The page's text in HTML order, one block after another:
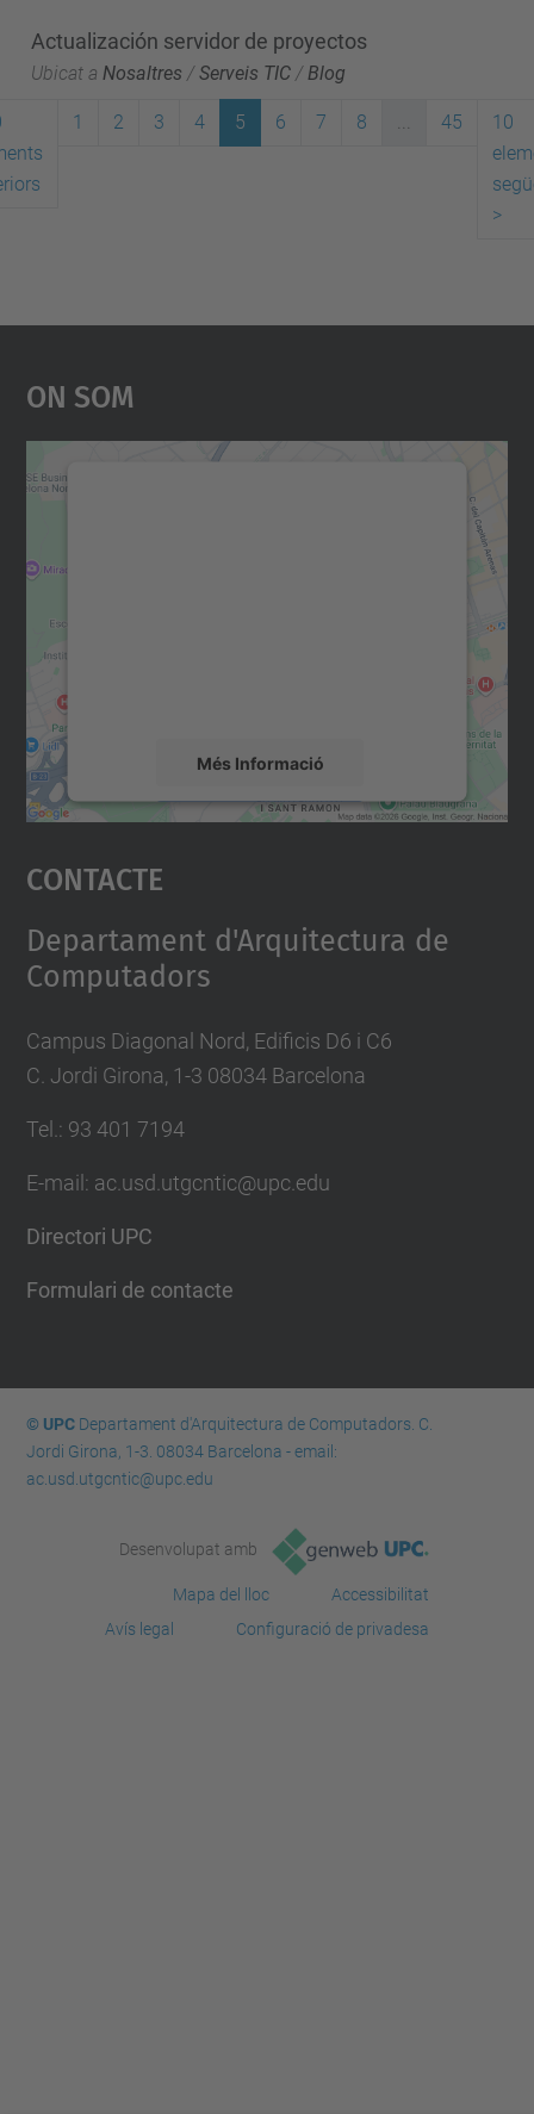
Actualización servidor de proyectos
Ubicat a Nosaltres /Serveis TIC /Blog
1 2 3 4 5 6 7 8 ... 45
10
>
On Som
Més Informació
Accepta
powered by
Contacte
Departament d'Arquitectura de
Computadors
Campus Diagonal Nord, Edificis D6 i C6
C. Jordi Girona, 1-3 08034 Barcelona
Tel.: 93 401 7194
E-mail: ac.usd.utgcntic@upc.edu
Directori UPC
Formulari de contacte
© UPCDepartament d'Arquitectura de Computadors. C.
Jordi Girona, 1-3. 08034 Barcelona - email:
ac.usd.utgcntic@upc.edu
Desenvolupat amb
Mapa del lloc
Accessibilitat
Avís legal
Configuració de privadesa